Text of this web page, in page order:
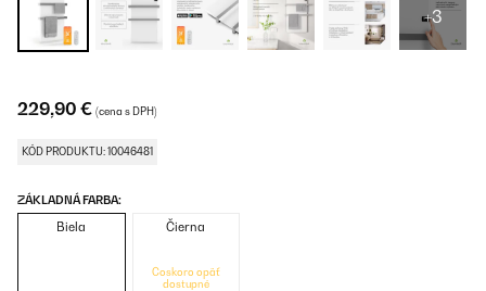
+3
229,90 € (cena s DPH)
KÓD PRODUKTU: 10046481
ZÁKLADNÁ FARBA:
Biela Čierna
Čoskoro opäť
dostupné